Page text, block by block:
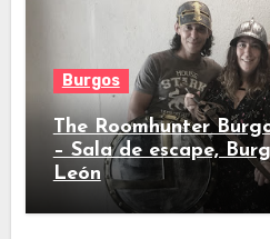
Burgos
The Roomhunter
– Sala de escape,
León